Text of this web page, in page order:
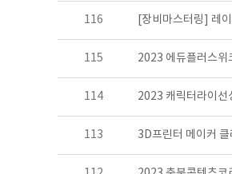
116 [장비마스터링] 레
115 2023 에듀플러스위
114 2023 캐릭터라이선
113 3D프린터 메이커